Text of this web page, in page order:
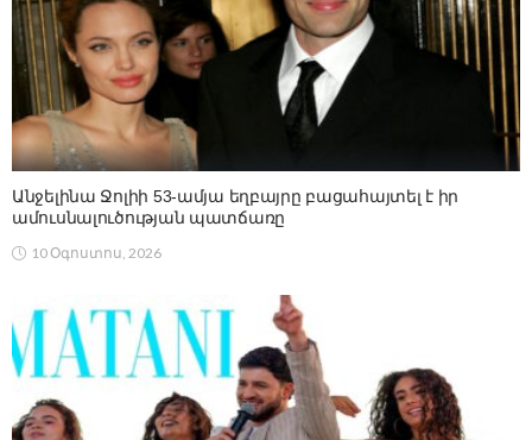
Անջելինա Ջոլիի 53-ամյա եղբայրը բացահայտել է իր
ամուսնալուծության պատճառը
10 Օգոստոս, 2026